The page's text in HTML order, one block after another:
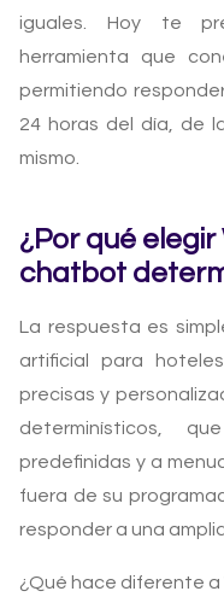
iguales. Hoy te
herramienta que
permitiendo
24 horas del día, de
mismo.
¿Por qué
chatbot
La respuesta es
artificial para
precisas y
determinísticos,
predefinidas y a
fuera de su
responder a una
¿Qué hace diferente a